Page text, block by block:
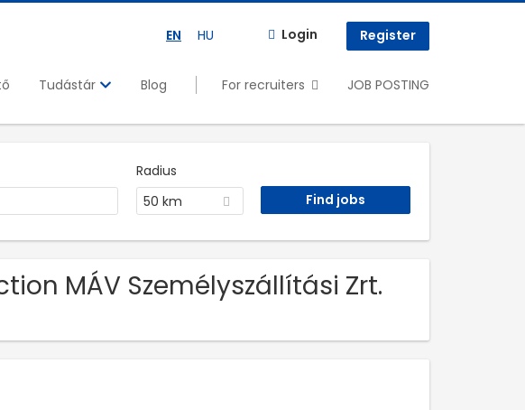
EN HU Login Register
Tudástár Blog For recruiters JOB POSTING
Radius
50 km
MÁV Személyszállítási Zrt.